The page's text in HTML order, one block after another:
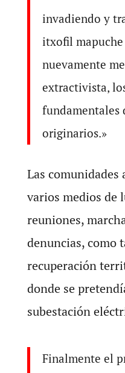
invadiendo y
itxofil
nuevamente
extractivista,
fundamentales
originarios.»
Las
varios medios de
reuniones,
denuncias, como
recuperación
donde se
subestación
Finalmente el